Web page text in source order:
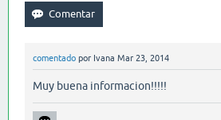
comentado por Ivana Mar 23, 2014
Muy buena informacion!!!!!